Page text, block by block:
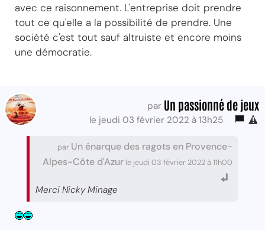
avec ce raisonnement. L'entreprise doit prendre
tout ce qu'elle a la possibilité de prendre. Une
société c'est tout sauf altruiste et encore moins
une démocratie.
par Un passionné de jeux
le jeudi 03 février 2022 à 13h25
par Un énarque des ragots en Provence-
Alpes-Côte d'Azur le jeudi 03 février 2022 à 11h00
Merci Nicky Minage